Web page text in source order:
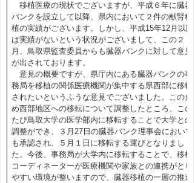
移植医療の現状でございますが、平成６年に臓器
バンクを設立して以降、県内において２件の献腎移
植の実績がございます。しかし、平成15年12月以降
は実績がないという状況がございまして、この２
月、鳥取県監査委員からも臓器バンクに対して意見
が出されております。
意見の概要ですが、県庁内にある臓器バンクの事
務局を移植の関係医療機関が集中する県西部に移転
されたいというふうな意見でございました。このた
め西部地区への移転について調整したところ、この
たび鳥取大学の医学部内に移転することで大学との
調整ができ、３月27日の臓器バンク理事会において
も承認され、５月１日に移転する運びとなりまし
た。今後、事務局が大学内に移転することで、移植
コーディネーターが医療機関や家族との連携がとり
やすい環境が整いますので、臓器移植の一層の推進